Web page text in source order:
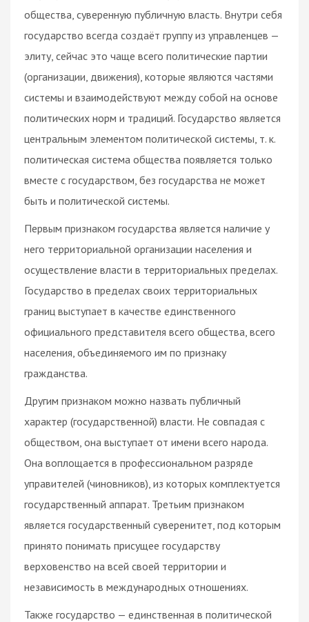
общества, суверенную публичную власть. Внутри себя
государство всегда создаёт группу из управленцев —
элиту, сейчас это чаще всего политические партии
(организации, движения), которые являются частями
системы и взаимодействуют между собой на основе
политических норм и традиций. Государство является
центральным элементом политической системы, т. к.
политическая система общества появляется только
вместе с государством, без государства не может
быть и политической системы.
Первым признаком государства является наличие у
него территориальной организации населения и
осуществление власти в территориальных пределах.
Государство в пределах своих территориальных
границ выступает в качестве единственного
официального представителя всего общества, всего
населения, объединяемого им по признаку
гражданства.
Другим признаком можно назвать публичный
характер (государственной) власти. Не совпадая с
обществом, она выступает от имени всего народа.
Она воплощается в профессиональном разряде
управителей (чиновников), из которых комплектуется
государственный аппарат. Третьим признаком
является государственный суверенитет, под которым
принято понимать присущее государству
верховенство на всей своей территории и
независимость в международных отношениях.
Также государство — единственная в политической